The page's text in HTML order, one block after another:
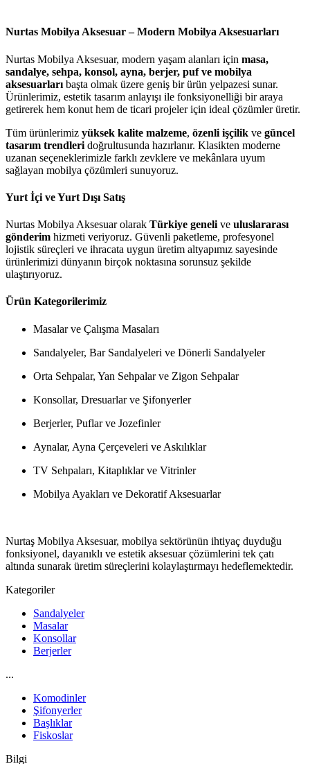
Nurtas Mobilya Aksesuar – Modern Mobilya Aksesuarları
Nurtas Mobilya Aksesuar, modern yaşam alanları için masa,
sandalye, sehpa, konsol, ayna, berjer, puf ve mobilya
aksesuarları başta olmak üzere geniş bir ürün yelpazesi sunar.
Ürünlerimiz, estetik tasarım anlayışı ile fonksiyonelliği bir araya
getirerek hem konut hem de ticari projeler için ideal çözümler üretir.
Tüm ürünlerimiz yüksek kalite malzeme, özenli işçilik ve güncel
tasarım trendleri doğrultusunda hazırlanır. Klasikten moderne
uzanan seçeneklerimizle farklı zevklere ve mekânlara uyum
sağlayan mobilya çözümleri sunuyoruz.
Yurt İçi ve Yurt Dışı Satış
Nurtas Mobilya Aksesuar olarak Türkiye geneli ve uluslararası
gönderim hizmeti veriyoruz. Güvenli paketleme, profesyonel
lojistik süreçleri ve ihracata uygun üretim altyapımız sayesinde
ürünlerimizi dünyanın birçok noktasına sorunsuz şekilde
ulaştırıyoruz.
Ürün Kategorilerimiz
Masalar ve Çalışma Masaları
Sandalyeler, Bar Sandalyeleri ve Dönerli Sandalyeler
Orta Sehpalar, Yan Sehpalar ve Zigon Sehpalar
Konsollar, Dresuarlar ve Şifonyerler
Berjerler, Puflar ve Jozefinler
Aynalar, Ayna Çerçeveleri ve Askılıklar
TV Sehpaları, Kitaplıklar ve Vitrinler
Mobilya Ayakları ve Dekoratif Aksesuarlar
Nurtaş Mobilya Aksesuar, mobilya sektörünün ihtiyaç duyduğu
fonksiyonel, dayanıklı ve estetik aksesuar çözümlerini tek çatı
altında sunarak üretim süreçlerini kolaylaştırmayı hedeflemektedir.
Kategoriler
Sandalyeler
Masalar
Konsollar
Berjerler
...
Komodinler
Şifonyerler
Başlıklar
Fiskoslar
Bilgi